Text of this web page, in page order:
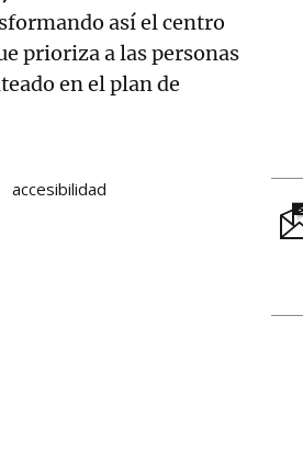
así el centro
prioriza a las personas
en el plan de
accesibilidad